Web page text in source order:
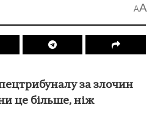
AA
за злочин
це більше, ніж